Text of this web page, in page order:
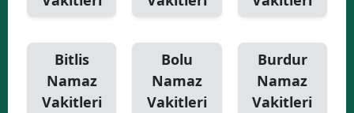
Bitlis
Namaz
Vakitleri
Bolu
Namaz
Vakitleri
Burdur
Namaz
Vakitleri